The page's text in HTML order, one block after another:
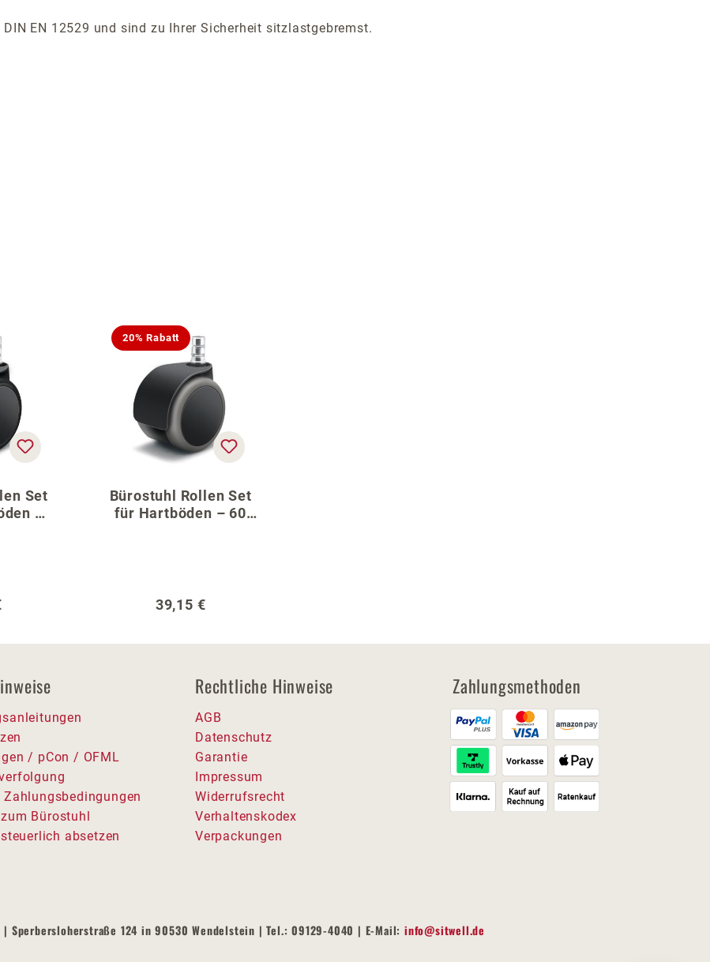
EN 12529 und sind zu Ihrer Sicherheit sitzlastgebremst.
Set
–
Preis:
20% Rabatt
Bürostuhl Rollen Set
für Hartböden – 60
Regulärer Preis:
39,15 €
/ pCon / OFML
Zahlungsbedingungen
Bürostuhl
absetzen
Rechtliche Hinweise
AGB
Datenschutz
Garantie
Impressum
Widerrufsrecht
Verhaltenskodex
Verpackungen
Zahlungsmethoden
AG | Sperbersloherstraße 124 in 90530 Wendelstein | Tel.: 09129-4040 | E-Mail:info@sitwell.de